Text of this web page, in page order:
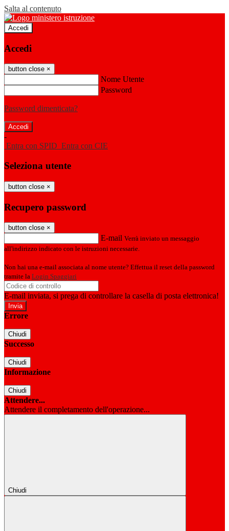
Salta al contenuto
Accedi
Accedi
button close ×
Nome Utente
Password
Password dimenticata?
-
Entra con SPID Entra con CIE
Seleziona utente
button close ×
Recupero password
button close ×
E-mail Verrà inviato un messaggio
all'indirizzo indicato con le istruzioni necessarie.
Non hai una e-mail associata al nome utente? Effettua il reset della password
tramite la Login Spaggiari
E-mail inviata, si prega di controllare la casella di posta elettronica!
Errore
Chiudi
Successo
Chiudi
Informazione
Chiudi
Attendere...
Attendere il completamento dell'operazione...
Chiudi